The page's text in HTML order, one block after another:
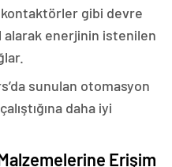
gibi devre
alarak enerjinin istenilen
sunulan otomasyon
daha iyi
Erişim